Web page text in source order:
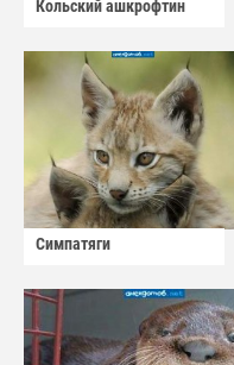
Кольский ашкрофтин
Симпатяги